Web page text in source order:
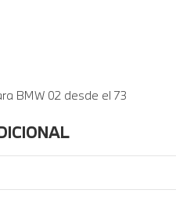
BMW 02 desde el 73